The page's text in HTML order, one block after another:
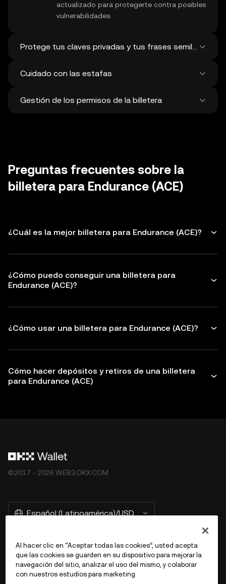
actualizado para protegerte contra posibles
vulnerabilidades.
Protege tus claves privadas y tus frases semilla
Nunca compartas tu
Evita tomar capturas de pantalla y guardar
Cuidado con las estafas
Ten cuidado con posibles ataques de
Gestión de los permisos de la billetera
proteger así tus Endurance. Asegúrate de
verificar la dirección del destinatario antes
de realizar cualquier transacción.
Preguntas frecuentes sobre la
billetera para Endurance (ACE)
¿Cuál es la mejor billetera para Endurance (ACE)?
¿Cómo puedo conseguir una billetera para
Endurance (ACE)?
¿Cómo usar una billetera para Endurance (ACE)?
Cómo hacer depósitos y retiros de una billetera
para Endurance (ACE)
©2017 - 2026 WEB3.OKX.COM
Español (Latinoamérica)/USD
Más información sobre OKX Web3
Al hacer clic en “Aceptar todas las cookies”, usted acepta
que las cookies se guarden en su dispositivo para mejorar la
navegación del sitio, analizar el uso del mismo, y colaborar
con nuestros estudios para marketing.